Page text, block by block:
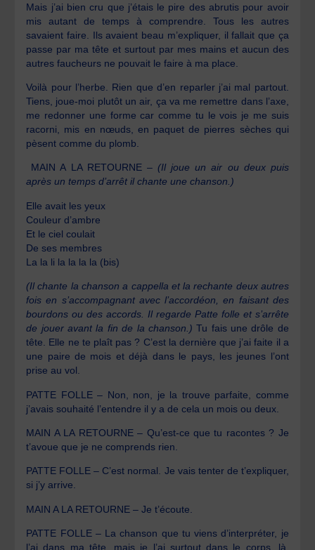
Mais j’ai bien cru que j’étais le pire des abrutis pour avoir
mis autant de temps à comprendre. Tous les autres
savaient faire. Ils avaient beau m’expliquer, il fallait que ça
passe par ma tête et surtout par mes mains et aucun des
autres faucheurs ne pouvait le faire à ma place.
Voilà pour l’herbe. Rien que d’en reparler j’ai mal partout.
Tiens, joue-moi plutôt un air, ça va me remettre dans l’axe,
me redonner une forme car comme tu le vois je me suis
racorni, mis en nœuds, en paquet de pierres sèches qui
pèsent comme du plomb.
MAIN A LA RETOURNE – (Il joue un air ou deux puis
après un temps d’arrêt il chante une chanson.)
Elle avait les yeux
Couleur d’ambre
Et le ciel coulait
De ses membres
La la li la la la la (bis)
(Il chante la chanson a cappella et la rechante deux autres
fois en s’accompagnant avec l’accordéon, en faisant des
bourdons ou des accords. Il regarde Patte folle et s’arrête
de jouer avant la fin de la chanson.)Tu fais une drôle de
tête. Elle ne te plaît pas ? C’est la dernière que j’ai faite il a
une paire de mois et déjà dans le pays, les jeunes l’ont
prise au vol.
PATTE FOLLE – Non, non, je la trouve parfaite, comme
j’avais souhaité l’entendre il y a de cela un mois ou deux.
MAIN A LA RETOURNE – Qu’est-ce que tu racontes ? Je
t’avoue que je ne comprends rien.
PATTE FOLLE – C’est normal. Je vais tenter de t’expliquer,
si j’y arrive.
MAIN A LA RETOURNE – Je t’écoute.
PATTE FOLLE – La chanson que tu viens d’interpréter, je
l’ai dans ma tête, mais je l’ai surtout dans le corps, là,